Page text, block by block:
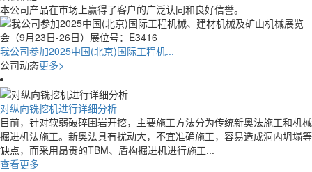
本公司产品在市场上赢得了客户的广泛认同和良好信誉。
我公司参加2025中国(北京)国际工程机...
公司动态更多>
对纵向铣挖机进行详细分析
目前，针对软弱破碎围岩开挖，主要施工方法分为传统新奥法施工和机械
掘进机法施工。新奥法具有扰动大，不宜准确施工，容易造成洞内坍塌等
缺点，而采用昂贵的TBM、盾构掘进机进行施工...
查看更多